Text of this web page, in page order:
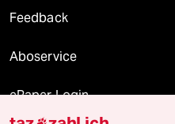
Feedback
Aboservice
ePaper Login